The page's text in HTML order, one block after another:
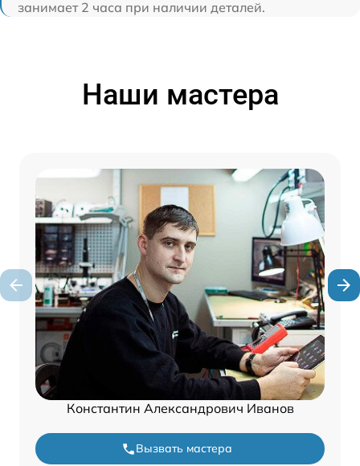
занимает 2 часа при наличии деталей.
Наши мастера
Константин Александрович Иванов
Вызвать мастера